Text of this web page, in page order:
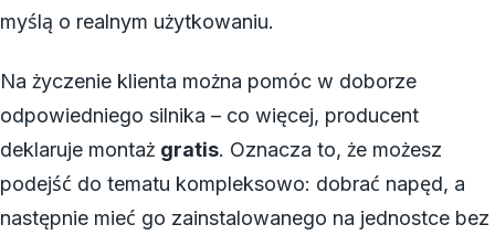
myślą o realnym użytkowaniu.
Na życzenie klienta można pomóc w doborze
odpowiedniego silnika – co więcej, producent
deklaruje montaż gratis. Oznacza to, że możesz
podejść do tematu kompleksowo: dobrać napęd, a
następnie mieć go zainstalowanego na jednostce bez